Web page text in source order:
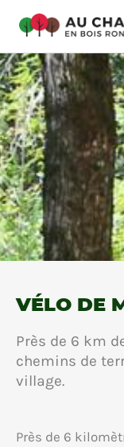
VÉLO DE
Près de 6 km
chemins de
village.
Près de 6